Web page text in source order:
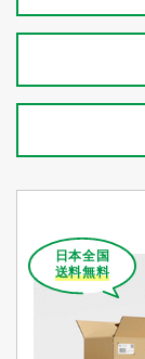
日本全国
送料無料